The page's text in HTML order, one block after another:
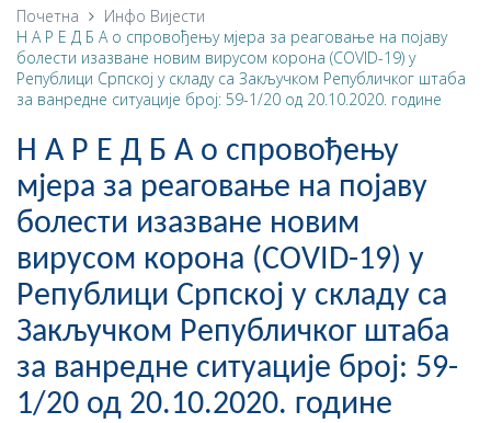
О ОПШТИНИ
Историја
Географија
Насељена мјеста
Занимљивости
Фотогалерија
НАЧЕЛНИК
О Начелнику
Замјеник начелника
Почетна Инфо Вијести
Н А Р Е Д Б А о спровођењу мјера за реаговање на појаву
болести изазване новим вирусом корона (COVID-19) у
Републици Српској у складу са Закључком Републичког штаба
за ванредне ситуације број: 59-1/20 од 20.10.2020. године
Н А Р Е Д Б А о спровођењу
мјера за реаговање на појаву
болести изазване новим
вирусом корона (COVID-19) у
Републици Српској у складу са
Закључком Републичког штаба
за ванредне ситуације број: 59-
1/20 од 20.10.2020. године